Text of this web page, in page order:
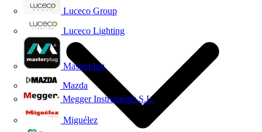
Luceco Group
Luceco Lighting
Masterplug
Mazda
Megger Instruments S.L.
Miguélez